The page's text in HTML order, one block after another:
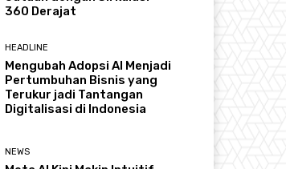
360 Derajat
HEADLINE
Mengubah Adopsi AI Menjadi
Pertumbuhan Bisnis yang
Terukur jadi Tantangan
Digitalisasi di Indonesia
NEWS